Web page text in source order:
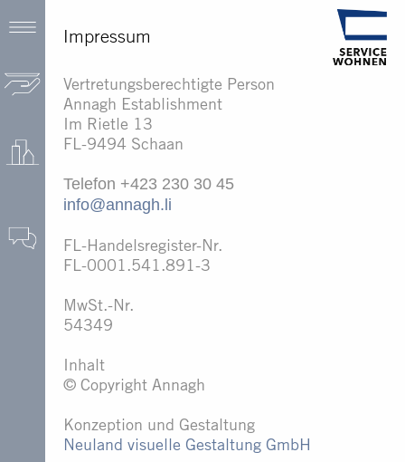
Impressum
Vertretungsberechtigte Person
Annagh Establishment
Im Rietle 13
FL-9494 Schaan
Telefon +423 230 30 45
info@annagh.li
FL-Handelsregister-Nr.
FL-0001.541.891-3
MwSt.-Nr.
54349
Inhalt
© Copyright Annagh
Konzeption und Gestaltung
Neu­land vi­su­el­le Ge­stal­tung GmbH